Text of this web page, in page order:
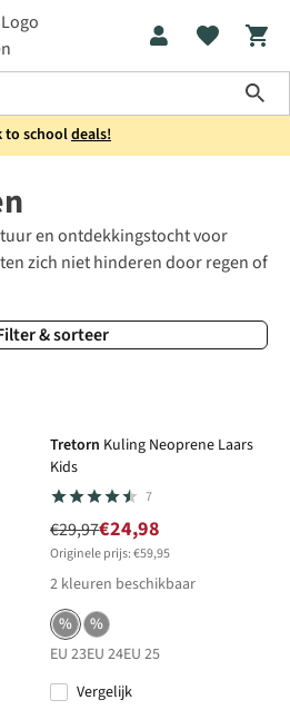
to schooldeals!
& sorteer
en ontdekkingstocht voor
zich niet hinderen door regen of
Tretorn Kuling Neoprene Laars
Kids
7
€29,97€24,98
Originele prijs: €59,95
2 kleuren beschikbaar
%
%
EU 23EU 24EU 25
Vergelijk